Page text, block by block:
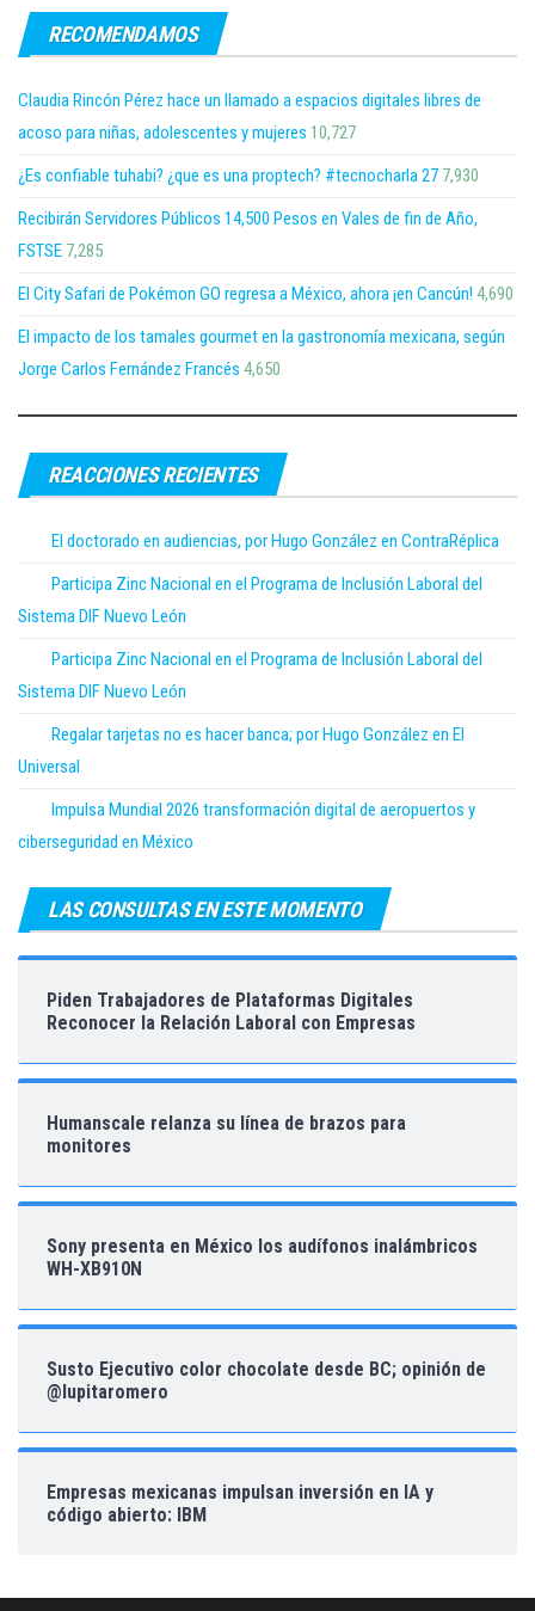
RECOMENDAMOS
Claudia Rincón Pérez hace un llamado a espacios digitales libres de
acoso para niñas, adolescentes y mujeres 10,727
¿Es confiable tuhabi? ¿que es una proptech? #tecnocharla 27 7,930
Recibirán Servidores Públicos 14,500 Pesos en Vales de fin de Año,
FSTSE 7,285
El City Safari de Pokémon GO regresa a México, ahora ¡en Cancún! 4,690
El impacto de los tamales gourmet en la gastronomía mexicana, según
Jorge Carlos Fernández Francés 4,650
REACCIONES RECIENTES
El doctorado en audiencias, por Hugo González en ContraRéplica
Participa Zinc Nacional en el Programa de Inclusión Laboral del
Sistema DIF Nuevo León
Participa Zinc Nacional en el Programa de Inclusión Laboral del
Sistema DIF Nuevo León
Regalar tarjetas no es hacer banca; por Hugo González en El
Universal
Impulsa Mundial 2026 transformación digital de aeropuertos y
ciberseguridad en México
LAS CONSULTAS EN ESTE MOMENTO
Piden Trabajadores de Plataformas Digitales
Reconocer la Relación Laboral con Empresas
Humanscale relanza su línea de brazos para
monitores
Sony presenta en México los audífonos inalámbricos
WH-XB910N
Susto Ejecutivo color chocolate desde BC; opinión de
@lupitaromero
Empresas mexicanas impulsan inversión en IA y
código abierto: IBM